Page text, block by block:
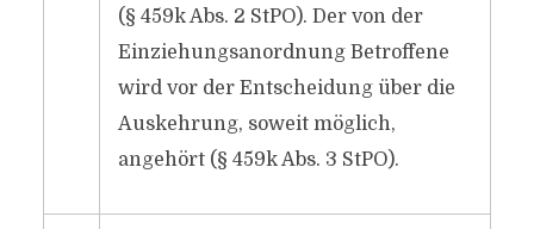
(§ 459k Abs. 2 StPO). Der von der
Einziehungsanordnung Betroffene
wird vor der Entscheidung über die
Auskehrung, soweit möglich,
angehört (§ 459k Abs. 3 StPO).